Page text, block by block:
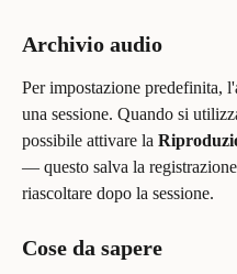
Archivio audio
Per impostazione predefinita,
una sessione. Quando si
possibile attivare la
— questo salva la
riascoltare dopo la sessione.
Cose da sapere